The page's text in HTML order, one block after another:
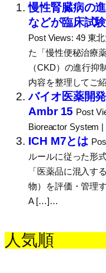
慢性腎臓病の
などが臨床試
Post Views: 49 東
た「慢性便秘治療
（CKD）の進行
内容を整理してご
バイオ医薬開
Ambr 15 Post
Bioreactor System
ICH M7とは
ルールに従った形
「医薬品に混入す
物）を評価・管理
A […]…
人気順